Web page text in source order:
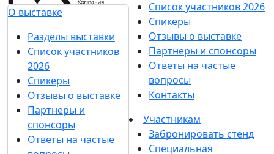
О выставке
Разделы выставки
Список участников
2026
Спикеры
Отзывы о выставке
Партнеры и
спонсоры
Ответы на частые
Список участников 2026
Спикеры
Отзывы о выставке
Партнеры и спонсоры
Ответы на частые
вопросы
Контакты
Участникам
Забронировать стенд
Специальная